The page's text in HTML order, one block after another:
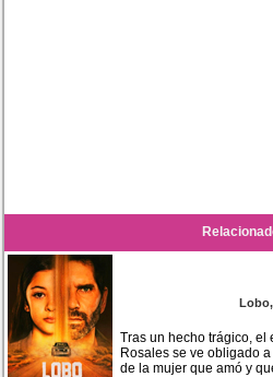
Tras un hecho trágico, el
Rosales se ve obligado
de la mujer que amó y